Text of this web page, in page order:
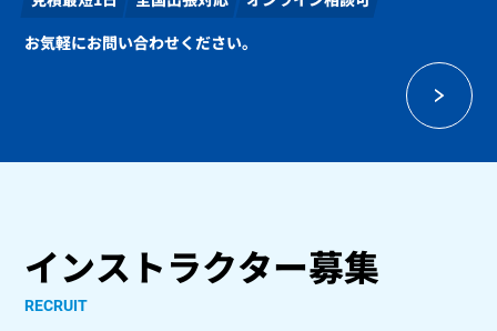
お気軽にお問い合わせください。
インストラクター募集
RECRUIT